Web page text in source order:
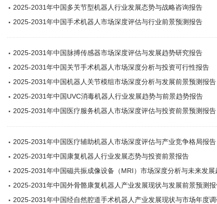
2025-2031年中国多关节型机器人行业发展态势与战略咨询报告
2025-2031年中国手术机器人市场深度评估与行业前景预测报告
2025-2031年中国脉搏传感器市场深度评估与发展趋势研究报告
2025-2031年中国关节手术机器人市场深度分析与投资可行性报告
2025-2031年中国机器人关节模组市场深度分析与发展前景预测报告
2025-2031年中国UVC消毒机器人行业发展趋势与前景趋势报告
2025-2031年中国医疗服务机器人市场深度评估与投资前景预测报告
2025-2031年中国医疗辅助机器人市场深度评估与产业竞争格局报告
2025-2031年中国康复机器人行业发展态势与投资前景报告
2025-2031年中国磁共振成像设备（MRI）市场深度分析与未来发展
2025-2031年中国外骨骼康复机器人产业发展现状与发展前景预测
2025-2031年中国经自然腔道手术机器人产业发展现状与市场年度